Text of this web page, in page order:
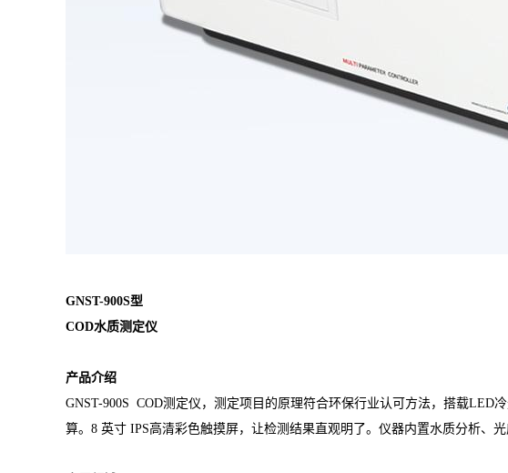
GNST-900S型
COD水质测定仪
产品介绍
GNST-900S COD测定仪 ，测定项目的原理符合环保行业认可方法，搭载LED
算。8 英寸 IPS高清彩色触摸屏，让检测结果直观明了。仪器内置水质分析、